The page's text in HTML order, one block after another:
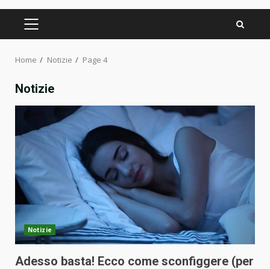
PRIMARY
Home Notizie Page 4
Notizie
Notizie
Adesso basta! Ecco come sconfiggere (per